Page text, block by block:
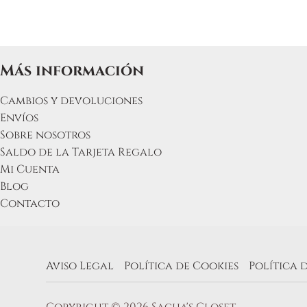
Más información
Cambios y devoluciones
Envíos
Sobre nosotros
Saldo de la Tarjeta Regalo
Mi Cuenta
Blog
Contacto
Aviso Legal Política de Cookies Política